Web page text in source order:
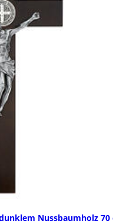
Nussbaumholz 70